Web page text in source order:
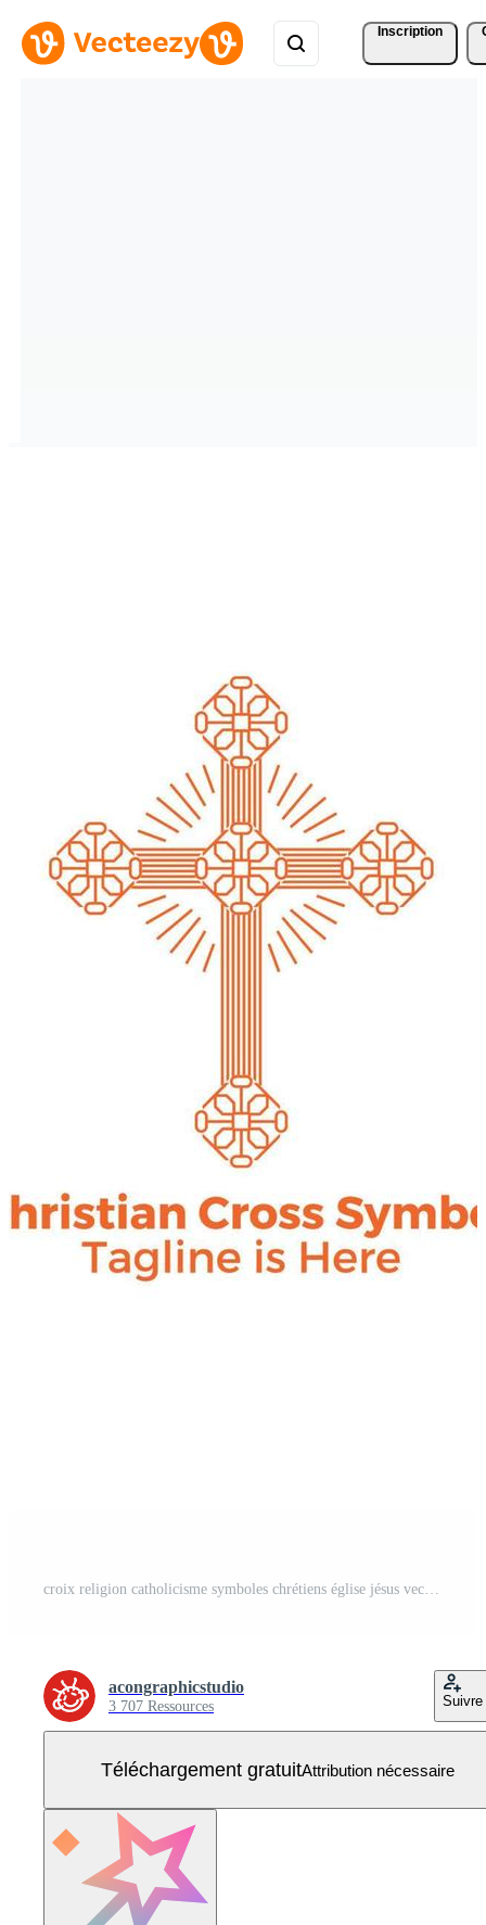
Inscription
croix religion catholicisme symboles chrétiens église jésus vecteur gratuit Vecteur Gratuit
acongraphicstudio
3 707 Ressources Suivre
Téléchargement gratuitAttribution nécessaire